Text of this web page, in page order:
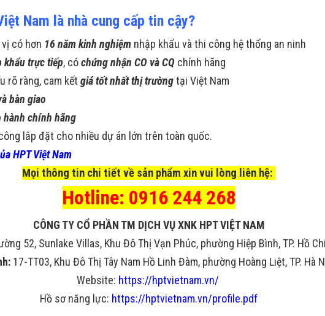
Nam là nhà cung cấp tin cậy?
vị có hơn 16 năm kinh nghiệm nhập khẩu và thi công hệ thống an ninh
khẩu trực tiếp, cóchứng nhận CO và CQ chính hãng
rõ ràng, cam kết giá tốt nhất thị trườngtại Việt Nam
bàn giao
hành chính hãng
lắp đặt cho nhiều dự án lớn trên toàn quốc.
HPT Việt Nam
Mọi thông tin chi tiết về sản phẩm xin vui lòng liên hệ:
Hotline: 0916 244 268
CÔNG TY CỔ PHẦN TM DỊCH VỤ XNK HPT VIỆT NAM
52, Sunlake Villas, Khu Đô Thị Vạn Phúc, phường Hiệp Bình, TP. Hồ
17-TT03, Khu Đô Thị Tây Nam Hồ Linh Đàm, phường Hoàng Liệt, TP. Hà
Website: https://hptvietnam.vn/
Hồ sơ năng lực: https://hptvietnam.vn/profile.pdf